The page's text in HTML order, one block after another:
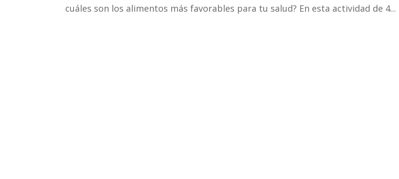
cuáles son los alimentos más favorables para tu salud? En esta actividad de 4...